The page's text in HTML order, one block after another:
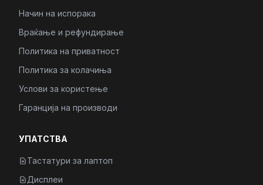
Начин на испорака
Враќање и рефундирање
Политика на приватност
Политика за колачиња
Услови за користење
Гаранција на производи
УПАТСТВА
Тастатури за лаптоп
Дисплеи